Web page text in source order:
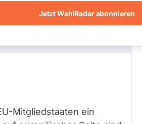
Jetzt WahlRadar abonnieren
der EU - und zwar
Mitgliedstaaten ein